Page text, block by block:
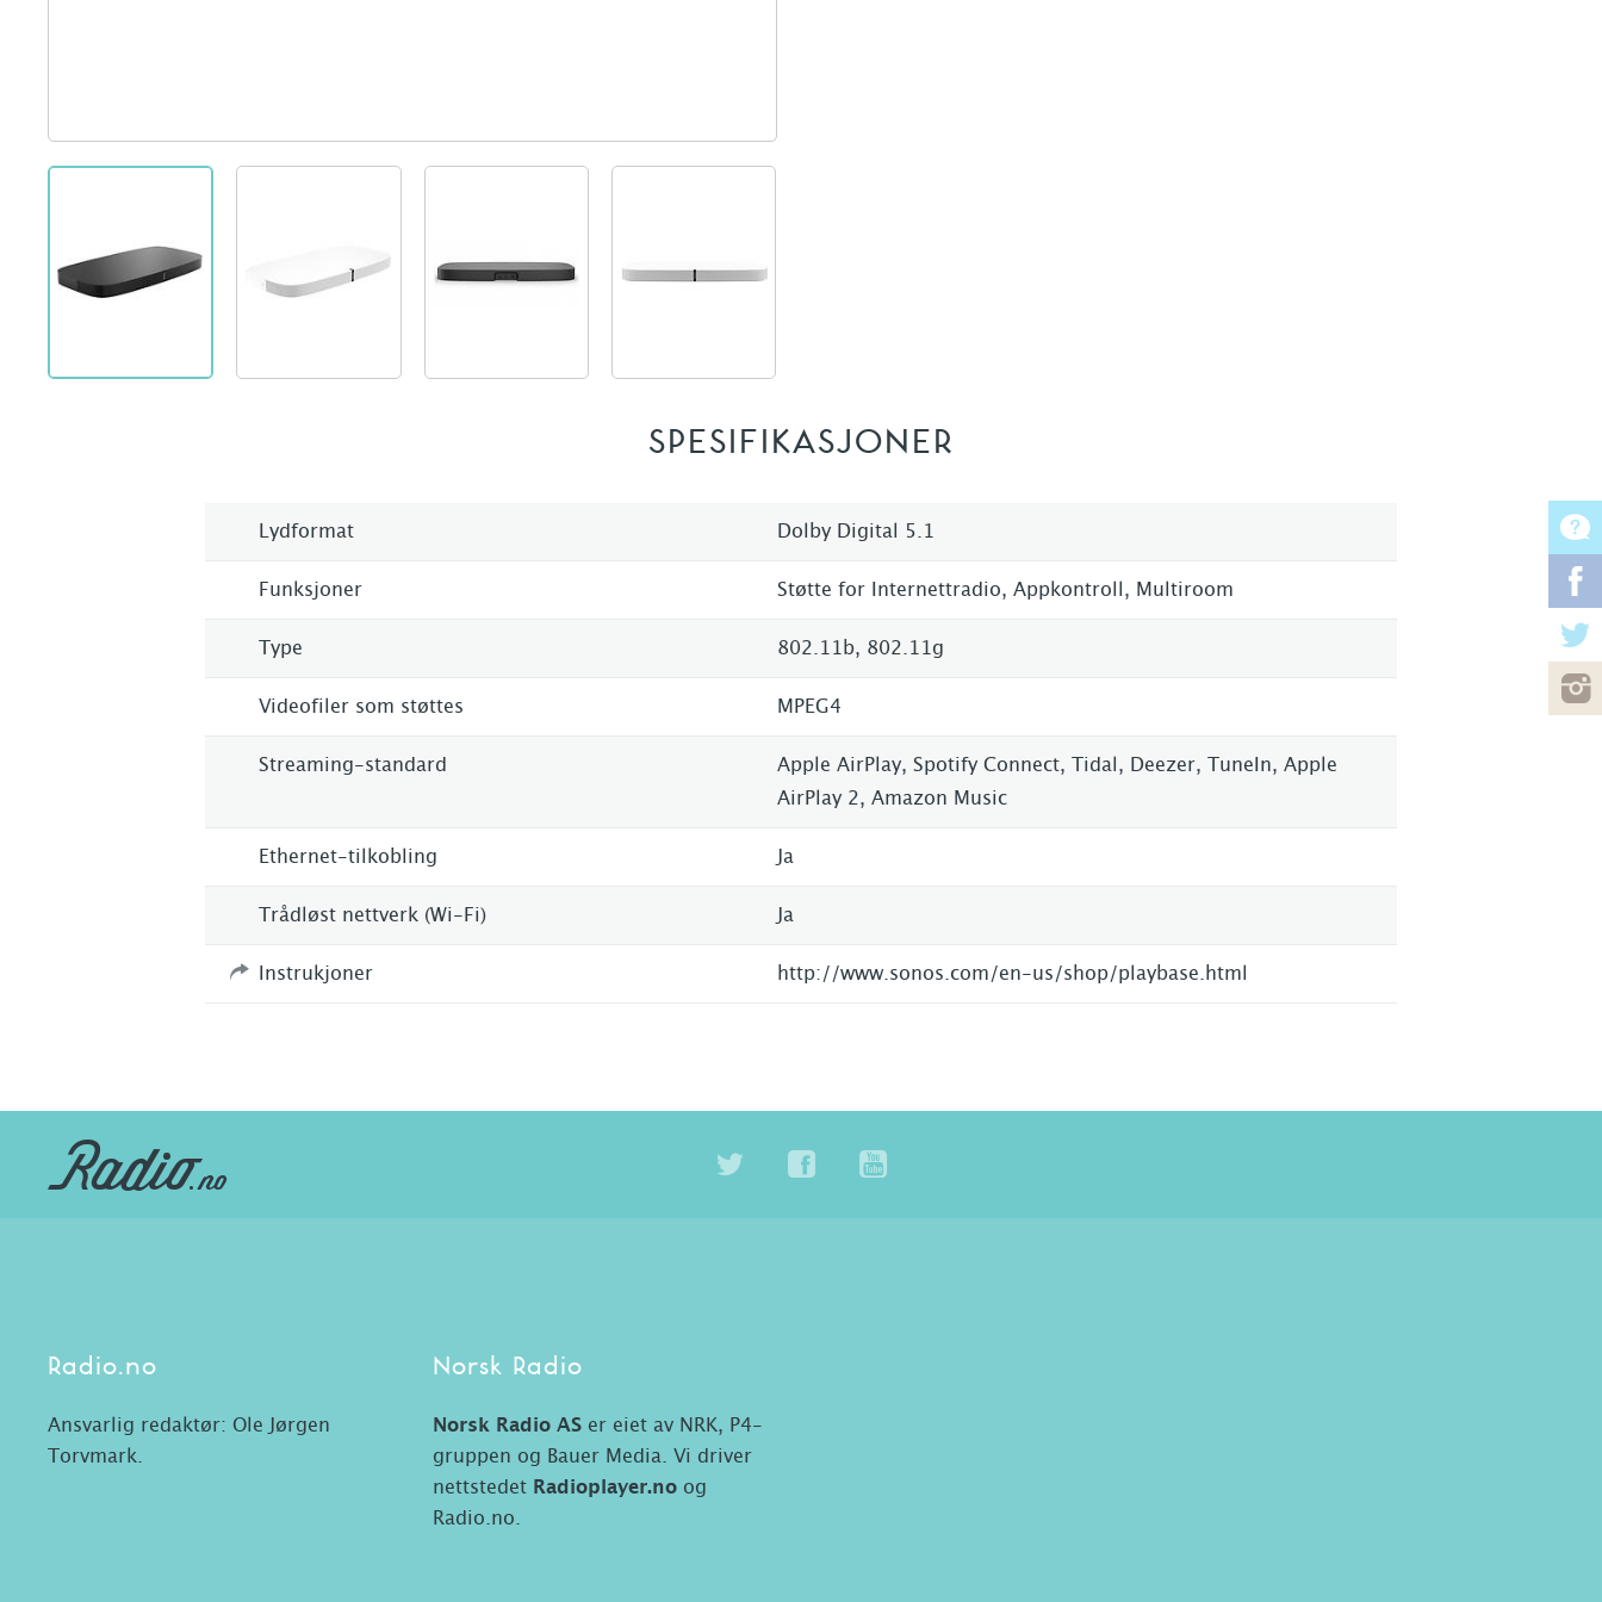
SPESIFIKASJONER
Lydformat Dolby Digital 5.1
Funksjoner Støtte for Internettradio, Appkontroll, Multiroom
Type 802.11b, 802.11g
Videofiler som støttes MPEG4
Streaming-standard
Apple AirPlay, Spotify Connect, Tidal, Deezer, TuneIn, Apple
AirPlay 2, Amazon Music
Ethernet-tilkobling Ja
Trådløst nettverk (Wi-Fi) Ja
Instrukjoner http://www.sonos.com/en-us/shop/playbase.html
Radio.no
Ansvarlig redaktør: Ole Jørgen
Torvmark.
Norsk Radio
Norsk Radio AS er eiet av NRK, P4-
gruppen og Bauer Media. Vi driver
nettstedet Radioplayer.no og
Radio.no.